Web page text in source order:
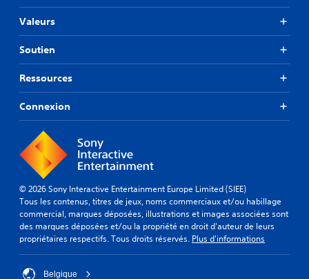
Valeurs
Soutien
Ressources
Connexion
© 2026 Sony Interactive Entertainment Europe Limited (SIEE)
Tous les contenus, titres de jeux, noms commerciaux et/ou habillage
commercial, marques déposées, illustrations et images associées sont
des marques déposées et/ou la propriété en droit d'auteur de leurs
propriétaires respectifs. Tous droits réservés. Plus d'informations
Belgique